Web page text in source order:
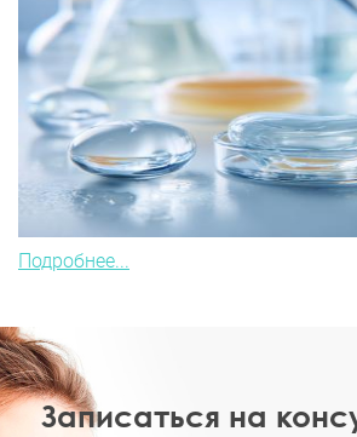
Подробнее...
Записаться на